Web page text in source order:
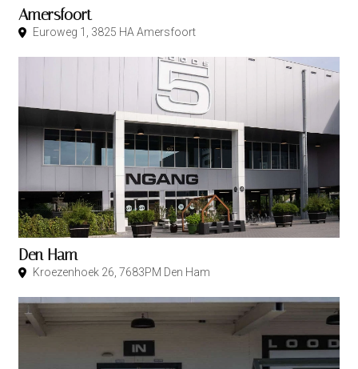
Amersfoort
Euroweg 1, 3825 HA Amersfoort
Den Ham
Kroezenhoek 26, 7683PM Den Ham